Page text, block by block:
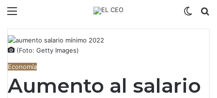
(Foto: Getty Images)
Economía
Aumento al salario